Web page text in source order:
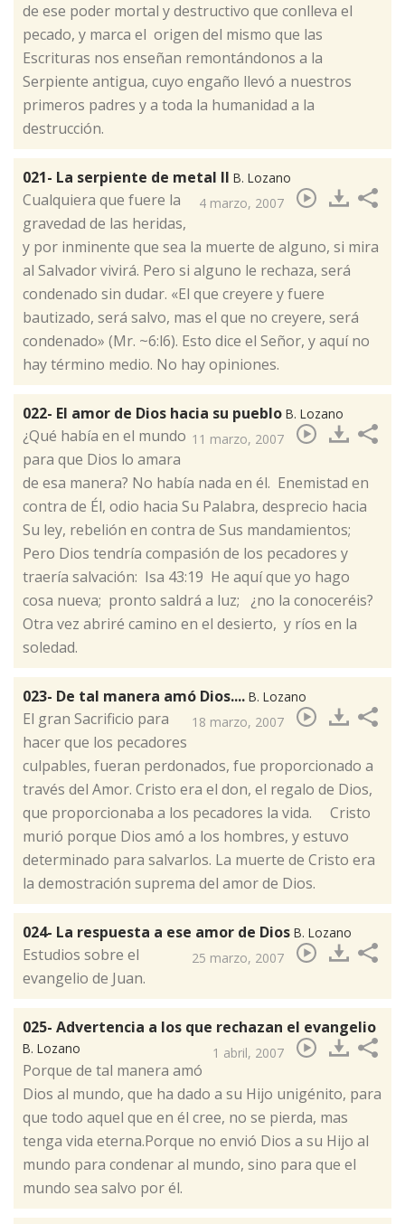
de ese poder mortal y destructivo que conlleva el
pecado, y marca el origen del mismo que las
Escrituras nos enseñan remontándonos a la
Serpiente antigua, cuyo engaño llevó a nuestros
primeros padres y a toda la humanidad a la
destrucción.
021- La serpiente de metal II B. Lozano
4 marzo, 2007
​Cualquiera que fuere la
gravedad de las heridas,
y por inminente que sea la muerte de alguno, si mira
al Salvador vivirá. Pero si alguno le rechaza, será
condenado sin dudar. «El que creyere y fuere
bautizado, será salvo, mas el que no creyere, será
condenado» (Mr. ~6:l6). Esto dice el Señor, y aquí no
hay término medio. No hay opiniones.
022- El amor de Dios hacia su pueblo B. Lozano
11 marzo, 2007
​¿Qué había en el mundo
para que Dios lo amara
de esa manera? No había nada en él. Enemistad en
contra de Él, odio hacia Su Palabra, desprecio hacia
Su ley, rebelión en contra de Sus mandamientos;
Pero Dios tendría compasión de los pecadores y
traería salvación: Isa 43:19 He aquí que yo hago
cosa nueva; pronto saldrá a luz; ¿no la conoceréis?
Otra vez abriré camino en el desierto, y ríos en la
soledad.
023- De tal manera amó Dios.... B. Lozano
18 marzo, 2007
​El gran Sacrificio para
hacer que los pecadores
culpables, fueran perdonados, fue proporcionado a
través del Amor. Cristo era el don, el regalo de Dios,
que proporcionaba a los pecadores la vida. Cristo
murió porque Dios amó a los hombres, y estuvo
determinado para salvarlos. La muerte de Cristo era
la demostración suprema del amor de Dios.
024- La respuesta a ese amor de Dios B. Lozano
25 marzo, 2007
Estudios sobre el
evangelio de Juan.
025- Advertencia a los que rechazan el evangelio
B. Lozano 1 abril, 2007
Porque de tal manera amó
Dios al mundo, que ha dado a su Hijo unigénito, para
que todo aquel que en él cree, no se pierda, mas
tenga vida eterna.Porque no envió Dios a su Hijo al
mundo para condenar al mundo, sino para que el
mundo sea salvo por él.